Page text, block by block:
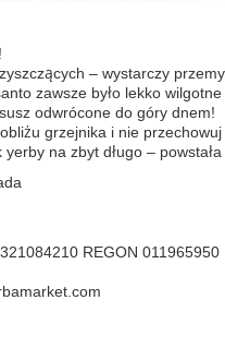
– wystarczy
zawsze było lekko
odwrócone do góry dnem!
grzejnika i nie
na zbyt długo –
REGON 011965950